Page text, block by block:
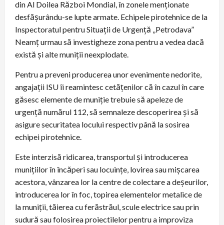
din Al Doilea Război Mondial, în zonele menționate
desfășurându-se lupte armate. Echipele pirotehnice de la
Inspectoratul pentru Situații de Urgență „Petrodava”
Neamț urmau să investigheze zona pentru a vedea dacă
există și alte muniții neexplodate.
Pentru a preveni producerea unor evenimente nedorite,
angajații ISU îi reamintesc cetățenilor că în cazul în care
găsesc elemente de muniție trebuie să apeleze de
urgență numărul 112, să semnaleze descoperirea și să
asigure securitatea locului respectiv până la sosirea
echipei pirotehnice.
Este interzisă ridicarea, transportul și introducerea
munițiilor în încăperi sau locuințe, lovirea sau mișcarea
acestora, vânzarea lor la centre de colectare a deșeurilor,
introducerea lor în foc, topirea elementelor metalice de
la muniții, tăierea cu ferăstrăul, scule electrice sau prin
sudură sau folosirea proiectilelor pentru a improviza